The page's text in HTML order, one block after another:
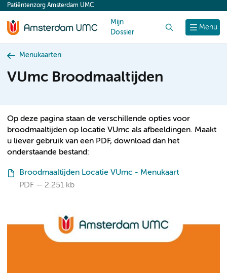
content
Menu
Patiëntenzorg Amsterdam UMC
Mijn
Dossier
Menukaarten
VUmc Broodmaaltijden
Op deze pagina staan de verschillende opties voor
broodmaaltijden op locatie VUmc als afbeeldingen. Maakt
u liever gebruik van een PDF, download dan het
onderstaande bestand:
Broodmaaltijden Locatie VUmc - Menukaart
PDF
2.251 kb